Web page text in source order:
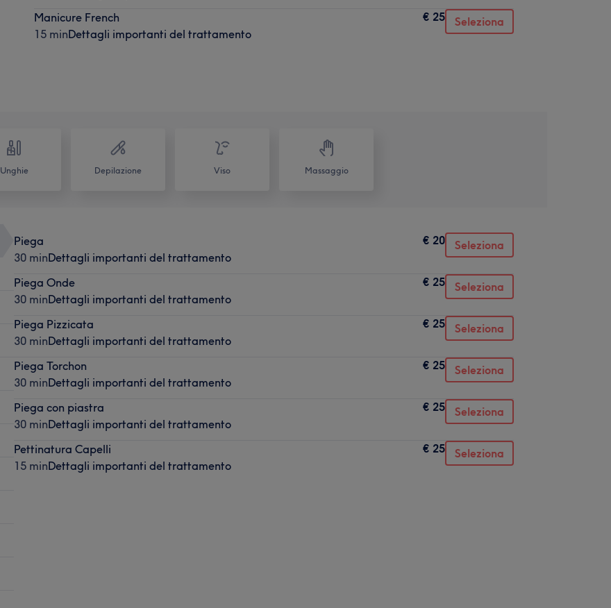
Manicure French
15 minDettagli importanti del trattamento
€ 25 Seleziona
Unghie Depilazione Viso Massaggio
Piega
30 minDettagli importanti del trattamento
€ 20 Seleziona
Piega Onde
30 minDettagli importanti del trattamento
€ 25 Seleziona
Piega Pizzicata
30 minDettagli importanti del trattamento
€ 25 Seleziona
Piega Torchon
30 minDettagli importanti del trattamento
€ 25 Seleziona
Piega con piastra
30 minDettagli importanti del trattamento
€ 25 Seleziona
Pettinatura Capelli
15 minDettagli importanti del trattamento
€ 25 Seleziona